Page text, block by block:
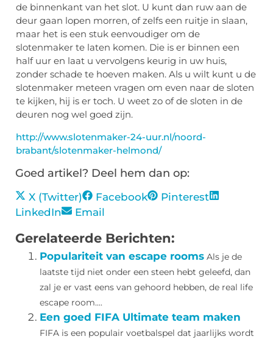
de binnenkant van het slot. U kunt dan ruw aan de
deur gaan lopen morren, of zelfs een ruitje in slaan,
maar het is een stuk eenvoudiger om de
slotenmaker te laten komen. Die is er binnen een
half uur en laat u vervolgens keurig in uw huis,
zonder schade te hoeven maken. Als u wilt kunt u de
slotenmaker meteen vragen om even naar de sloten
te kijken, hij is er toch. U weet zo of de sloten in de
deuren nog wel goed zijn.
http://www.slotenmaker-24-uur.nl/noord-
brabant/slotenmaker-helmond/
Goed artikel? Deel hem dan op:
X (Twitter) Facebook
Pinterest
LinkedIn
Email
Gerelateerde Berichten:
Populariteit van escape rooms Als je de
laatste tijd niet onder een steen hebt geleefd, dan
zal je er vast eens van gehoord hebben, de real life
escape room....
Een goed FIFA Ultimate team maken
FIFA is een populair voetbalspel dat jaarlijks wordt